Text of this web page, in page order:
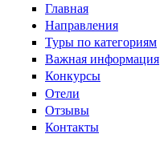
Главная
Направления
Туры по категориям
Важная информация
Конкурсы
Отели
Отзывы
Контакты